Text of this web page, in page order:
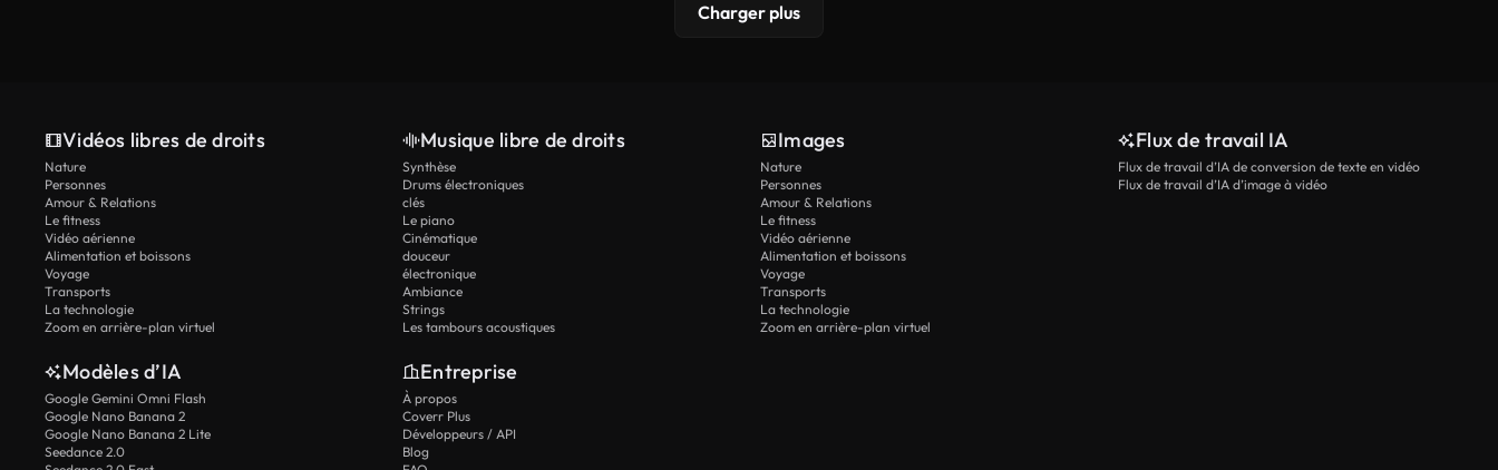
Charger plus
Vidéos libres de droits
Nature
Personnes
Amour & Relations
Le fitness
Vidéo aérienne
Alimentation et boissons
Voyage
Transports
La technologie
Zoom en arrière-plan virtuel
Musique libre de droits
Synthèse
Drums électroniques
clés
Le piano
Cinématique
douceur
électronique
Ambiance
Strings
Les tambours acoustiques
Images
Nature
Personnes
Amour & Relations
Le fitness
Vidéo aérienne
Alimentation et boissons
Voyage
Transports
La technologie
Zoom en arrière-plan virtuel
Flux de travail IA
Flux de travail d’IA de conversion de texte en vidéo
Flux de travail d’IA d’image à vidéo
Modèles d’IA
Google Gemini Omni Flash
Google Nano Banana 2
Google Nano Banana 2 Lite
Seedance 2.0
Entreprise
À propos
Coverr Plus
Développeurs / API
Blog